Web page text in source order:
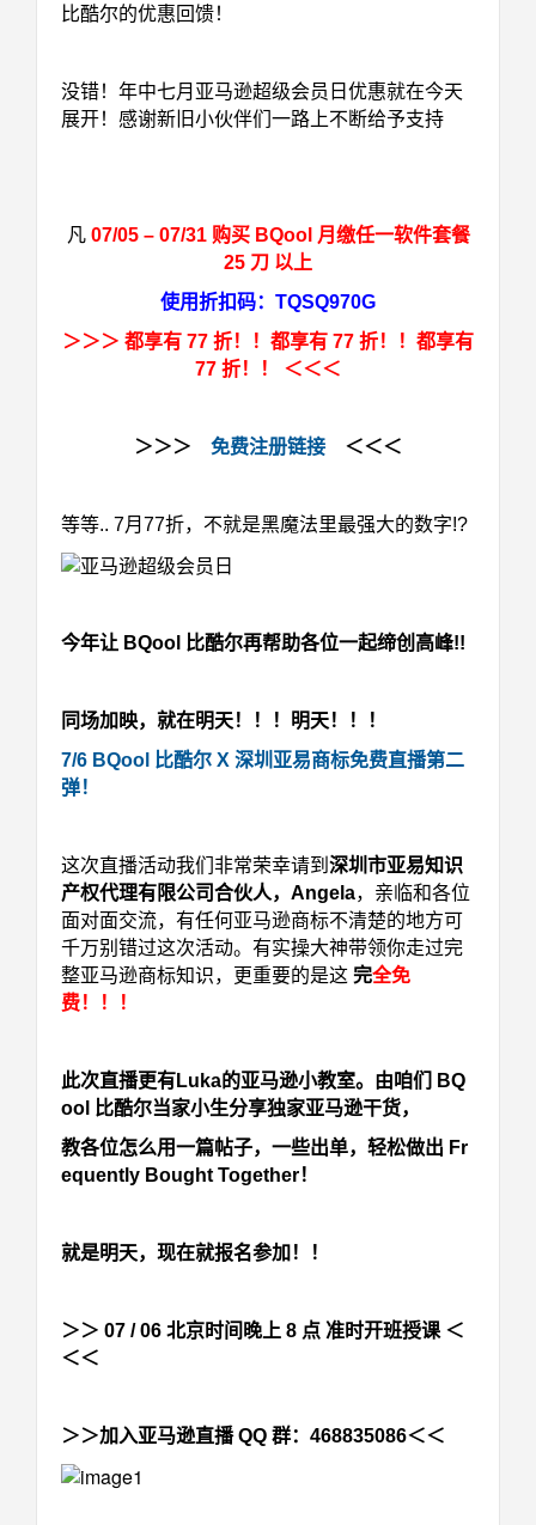
比酷尔的优惠回馈！
没错！年中七月亚马逊超级会员日优惠就在今天
展开！ 感谢新旧小伙伴们一路上不断给予支持
凡07/05 – 07/31 购买 BQool 月缴任一软件套餐
25 刀 以上
使用折扣码：TQSQ970G
＞＞＞ 都享有 77 折！！都享有 77 折！！都享有
77 折！！ ＜＜＜
＞＞＞ 免费注册链接 ＜＜＜
等等.. 7月77折，不就是黑魔法里最强大的数字!?
今年让 BQool 比酷尔再帮助各位一起缔创高峰!!
同场加映，就在明天！！！明天！！！
7/6 BQool 比酷尔 X 深圳亚易商标免费直播第二
弹！
这次直播活动我们非常荣幸请到 深圳市亚易知识
产权代理有限公司合伙人，Angela，亲临和各位
面对面交流，有任何亚马逊商标不清楚的地方可
千万别错过这次活动。有实操大神带领你走过完
整亚马逊商标知识，更重要的是这 完全免
费！！！
此次直播更有Luka的亚马逊小教室。 由咱们 BQ
ool 比酷尔当家小生分享独家亚马逊干货，
教各位怎么用一篇帖子，一些出单，轻松做出 Fr
equently Bought Together！
就是明天，现在就报名参加！！
＞＞ 07 / 06 北京时间晚上 8 点 准时开班授课 ＜
＜＜
＞＞加入亚马逊直播 QQ 群：468835086＜＜